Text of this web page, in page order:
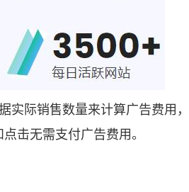
际销售数量来计算广告费用，
击无需支付广告费用。